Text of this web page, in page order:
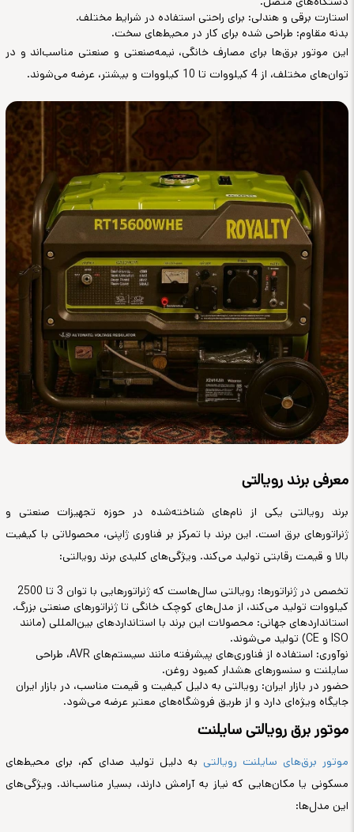
استارت برقی و هندلی: برای راحتی استفاده در شرایط مختلف.
بدنه مقاوم: طراحی شده برای کار در محیط‌های سخت.
این موتور برق‌ها برای مصارف خانگی، نیمه‌صنعتی و صنعتی مناسب‌اند و در
توان‌های مختلف، از 4 کیلووات تا 10 کیلووات و بیشتر، عرضه می‌شوند.
معرفی برند رویالتی
برند رویالتی یکی از نام‌های شناخته‌شده در حوزه تجهیزات صنعتی و
ژنراتورهای برق است. این برند با تمرکز بر فناوری ژاپنی، محصولاتی با کیفیت
بالا و قیمت رقابتی تولید می‌کند. ویژگی‌های کلیدی برند رویالتی:
تخصص در ژنراتورها: رویالتی سال‌هاست که ژنراتورهایی با توان 3 تا 2500
کیلووات تولید می‌کند، از مدل‌های کوچک خانگی تا ژنراتورهای صنعتی بزرگ.
استانداردهای جهانی: محصولات این برند با استانداردهای بین‌المللی (مانند
ISO و CE) تولید می‌شوند.
نوآوری: استفاده از فناوری‌های پیشرفته مانند سیستم‌های AVR، طراحی
سایلنت و سنسورهای هشدار کمبود روغن.
حضور در بازار ایران: رویالتی به دلیل کیفیت و قیمت مناسب، در بازار ایران
جایگاه ویژه‌ای دارد و از طریق فروشگاه‌های معتبر عرضه می‌شود.
موتور برق رویالتی سایلنت
موتور برق‌های سایلنت رویالتی به دلیل تولید صدای کم، برای محیط‌های
مسکونی یا مکان‌هایی که نیاز به آرامش دارند، بسیار مناسب‌اند. ویژگی‌های
این مدل‌ها: